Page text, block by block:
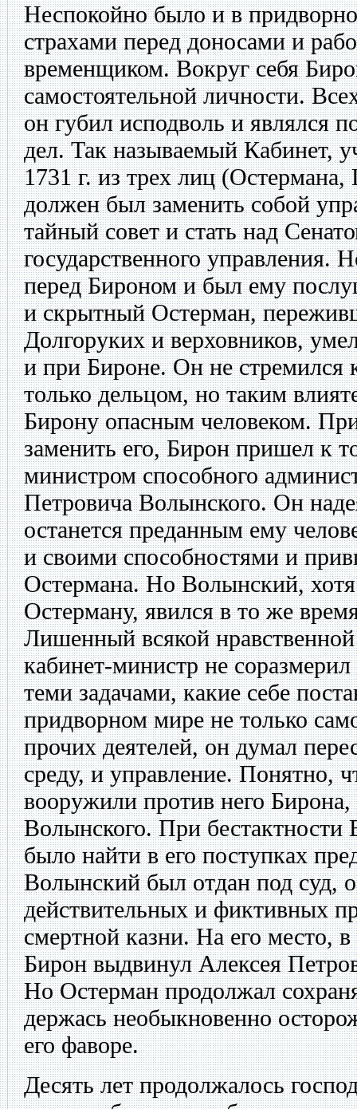
Неспокойно было и в
страхами перед доносами и
временщиком. Вокруг себя
самостоятельной личности.
он губил исподволь и являлся
дел. Так называемый Кабинет,
1731 г. из трех лиц (Остермана,
должен был заменить собой
тайный совет и стать над
государственного управления.
перед Бироном и был ему
и скрытный Остерман,
Долгоруких и верховников,
и при Бироне. Он не стремился
только дельцом, но таким
Бирону опасным человеком.
заменить его, Бирон пришел к
министром способного
Петровича Волынского. Он
останется преданным ему
и своими способностями и
Остермана. Но Волынский,
Остерману, явился в то же
Лишенный всякой
кабинет-министр не
теми задачами, какие себе
придворном мире не только
прочих деятелей, он думал
среду, и управление. Понятно,
вооружили против него Бирона,
Волынского. При бестактности
было найти в его поступках
Волынский был отдан под суд,
действительных и фиктивных
смертной казни. На его место,
Бирон выдвинул Алексея
Но Остерман продолжал
держась необыкновенно
его фаворе.
Десять лет продолжалось